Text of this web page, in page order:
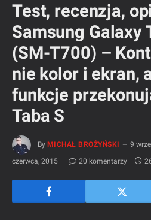
Test, recenzja,
Samsung Galaxy
(SM-T700) –
nie kolor i ekran,
funkcje
Taba S
By MICHAŁ BROŻYŃSKI 9
czerwca, 2015
20 komentarzy